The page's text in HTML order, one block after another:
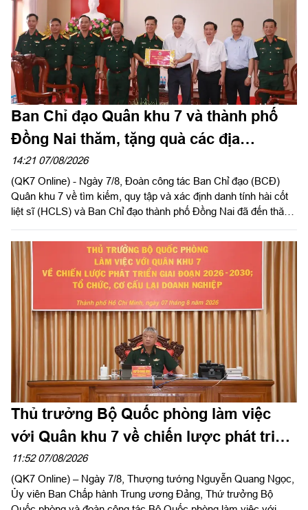
Ban Chỉ đạo Quân khu 7 và thành phố
Đồng Nai thăm, tặng quà các địa
phương hỗ trợ tìm kiếm, quy tập hài cốt
liệt sĩ
14:21 07/08/2026
(QK7 Online) - Ngày 7/8, Đoàn công tác Ban Chỉ đạo (BCĐ)
Quân khu 7 về tìm kiếm, quy tập và xác định danh tính hài cốt
liệt sĩ (HCLS) và Ban Chỉ đạo thành phố Đồng Nai đã đến thăm,
và chùa Tân Minh (phường Bình Long), thành phố Đồng Nai -
các địa phương, cơ sở đã hỗ trợ, đồng hành trong hoạt động
quy tập, tìm kiếm HCLS, cầu siêu các anh hùng liệt sĩ tại xã
Minh Đức. Thiếu tướng Trần Chí Tâm, Ủy viên Thường vụ
Đảng ủy, Phó Chính ủy Quân khu, Trưởng BCĐ Quân khu làm
trưởng đoàn.
Thủ trưởng Bộ Quốc phòng làm việc
với Quân khu 7 về chiến lược phát triển
giai đoạn 2026 – 2030, tổ chức, cơ cấu
lại doanh nghiệp
11:52 07/08/2026
(QK7 Online) – Ngày 7/8, Thượng tướng Nguyễn Quang Ngọc,
Ủy viên Ban Chấp hành Trung ương Đảng, Thứ trưởng Bộ